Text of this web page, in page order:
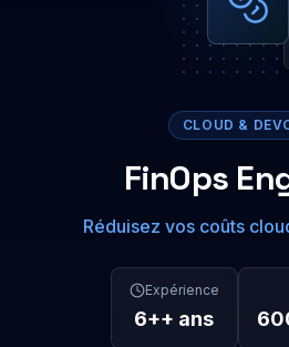
CLOUD &
FinOps
Réduisez vos coûts
Expérience
6++ ans